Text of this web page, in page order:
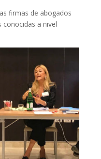
firmas de abogados
a nivel